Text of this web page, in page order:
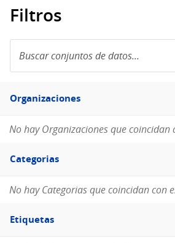
Filtros
conjuntos
de
Filtro
Organizaciones
Organizaciones
No hay Organizaciones que coincidan
Filtro
Categorias
Categorias
No hay Categorias que coincidan con
Filtro
Etiquetas
Etiquetas